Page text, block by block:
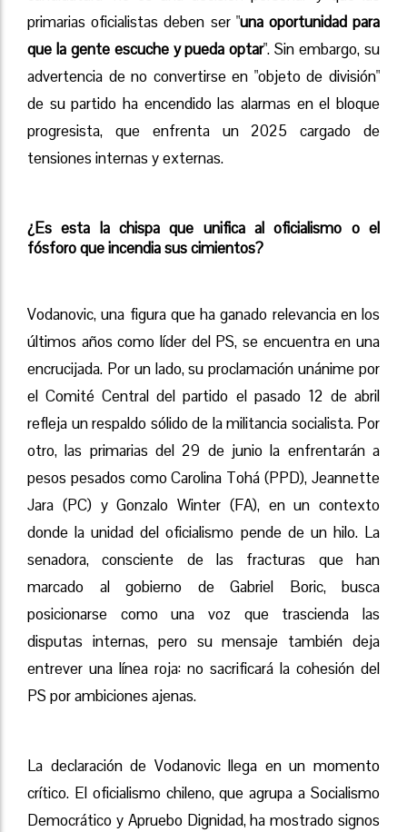
primarias oficialistas deben ser "una oportunidad para
que la gente escuche y pueda optar". Sin embargo, su
advertencia de no convertirse en "objeto de división"
de su partido ha encendido las alarmas en el bloque
progresista, que enfrenta un 2025 cargado de
tensiones internas y externas.
¿Es esta la chispa que unifica al oficialismo o el
fósforo que incendia sus cimientos?
Vodanovic, una figura que ha ganado relevancia en los
últimos años como líder del PS, se encuentra en una
encrucijada. Por un lado, su proclamación unánime por
el Comité Central del partido el pasado 12 de abril
refleja un respaldo sólido de la militancia socialista. Por
otro, las primarias del 29 de junio la enfrentarán a
pesos pesados como Carolina Tohá (PPD), Jeannette
Jara (PC) y Gonzalo Winter (FA), en un contexto
donde la unidad del oficialismo pende de un hilo. La
senadora, consciente de las fracturas que han
marcado al gobierno de Gabriel Boric, busca
posicionarse como una voz que trascienda las
disputas internas, pero su mensaje también deja
entrever una línea roja: no sacrificará la cohesión del
PS por ambiciones ajenas.
La declaración de Vodanovic llega en un momento
crítico. El oficialismo chileno, que agrupa a Socialismo
Democrático y Apruebo Dignidad, ha mostrado signos